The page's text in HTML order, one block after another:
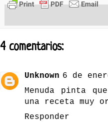
4 comentarios:
Unknown 6 de
Menuda pinta
una receta
Responder